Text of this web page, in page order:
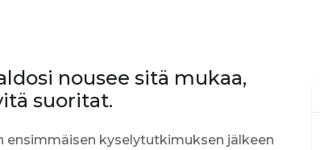
nousee sitä mukaa,
suoritat.
ensimmäisen kyselytutkimuksen jälkeen